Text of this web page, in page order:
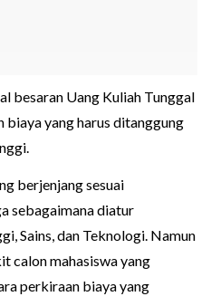
besaran Uang Kuliah Tunggal
biaya yang harus ditanggung
berjenjang sesuai
sebagaimana diatur
Sains, dan Teknologi. Namun
calon mahasiswa yang
perkiraan biaya yang